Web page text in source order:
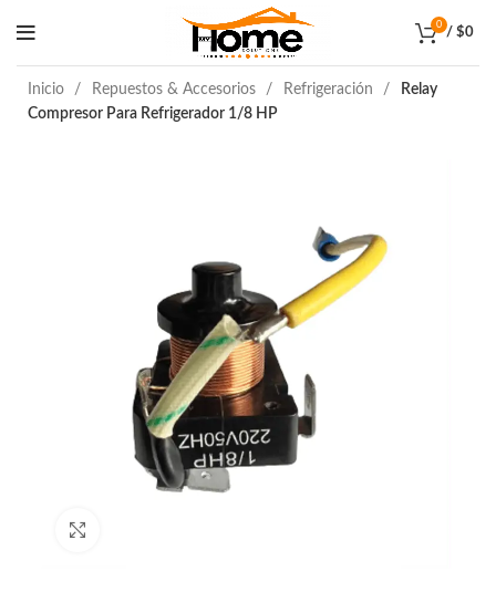
0
/ $0
Inicio Repuestos & Accesorios Refrigeración
Relay
Compresor Para Refrigerador 1/8 HP